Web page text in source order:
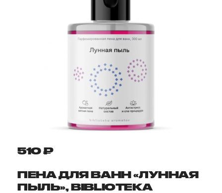
510 ₽
ПЕНА ДЛЯ ВАНН «ЛУННАЯ
ПЫЛЬ», BIBLIOTEKA